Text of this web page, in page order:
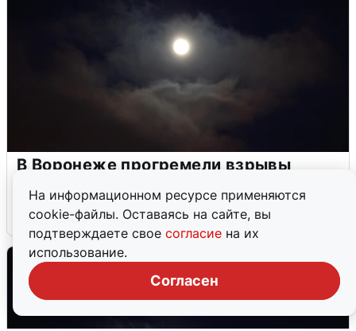
На информационном ресурсе применяются
cookie-файлы. Оставаясь на сайте, вы
подтверждаете свое согласие на их
использование.
Согласен
В Воронеже прогремели взрывы
5 августа 0